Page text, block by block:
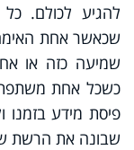
להגיע לכולם.
שכאשר אחת
כשכל אחת משתפת
פיסת מידע בזמנו
שבונה את הרשת